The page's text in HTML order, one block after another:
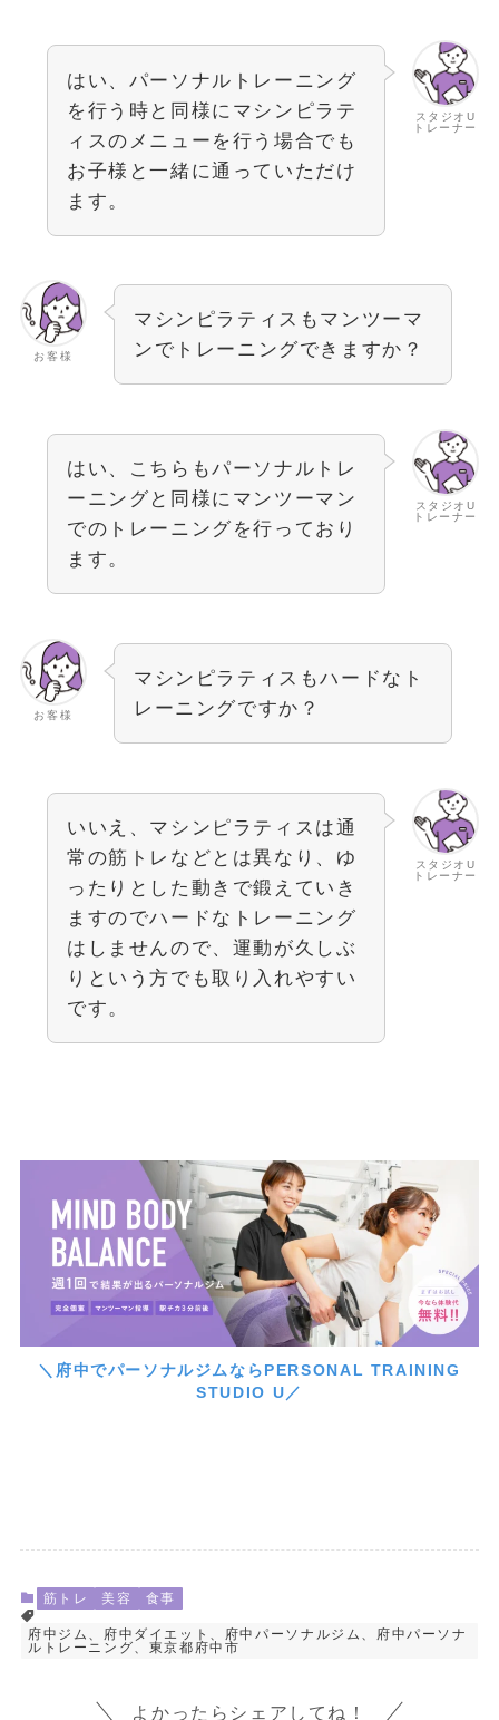
スタジオU
トレーナー
はい、パーソナルトレーニング
を行う時と同様にマシンピラテ
ィスのメニューを行う場合でも
お子様と一緒に通っていただけ
ます。
お客様
マシンピラティスもマンツーマ
ンでトレーニングできますか？
スタジオU
トレーナー
はい、こちらもパーソナルトレ
ーニングと同様にマンツーマン
でのトレーニングを行っており
ます。
お客様
マシンピラティスもハードなト
レーニングですか？
スタジオU
トレーナー
いいえ、マシンピラティスは通
常の筋トレなどとは異なり、ゆ
ったりとした動きで鍛えていき
ますのでハードなトレーニング
はしませんので、運動が久しぶ
りという方でも取り入れやすい
です。
＼府中でパーソナルジムならPERSONAL TRAINING
STUDIO U／
筋トレ 美容 食事
府中ジム、府中ダイエット、府中パーソナルジム、府中パーソナ
ルトレーニング、東京都府中市
よかったらシェアしてね！